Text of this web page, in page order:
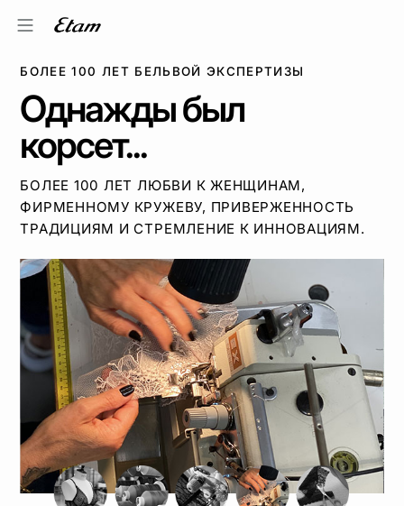
БОЛЕЕ 100 ЛЕТ БЕЛЬВОЙ ЭКСПЕРТИЗЫ
Однажды был
корсет...
БОЛЕЕ 100 ЛЕТ ЛЮБВИ К ЖЕНЩИНАМ,
ФИРМЕННОМУ КРУЖЕВУ, ПРИВЕРЖЕННОСТЬ
ТРАДИЦИЯМ И СТРЕМЛЕНИЕ К ИННОВАЦИЯМ.